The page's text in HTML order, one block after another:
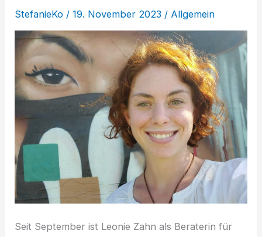
StefanieKo /19. November 2023 / Allgemein
Seit September ist Leonie Zahn als Beraterin für